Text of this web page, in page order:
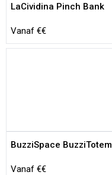
LaCividina Pinch Bank
Vanaf €€
BuzziSpace BuzziTotem
Vanaf €€